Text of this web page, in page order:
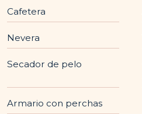
Cafetera
Nevera
Secador de pelo
Armario con perchas